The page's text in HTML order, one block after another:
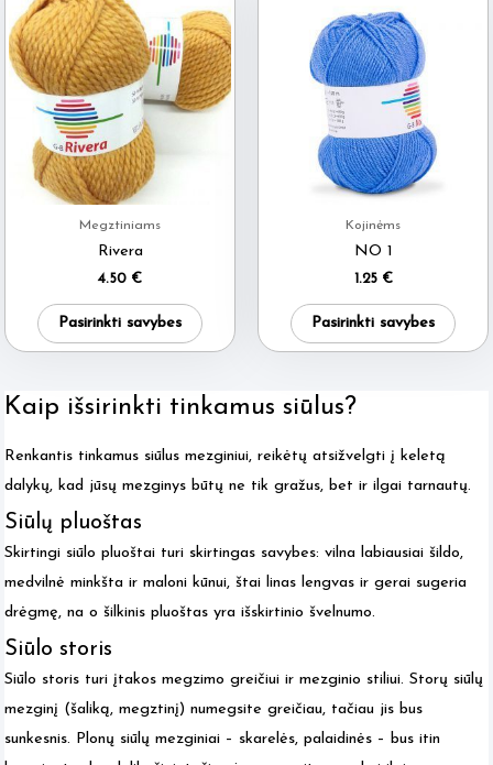
variants.
The
options
Megztiniams
Rivera
4.50 €
Pasirinkti savybes
product
multiple
The
options
be
chosen
on
Kojinėms
NO 1
1.25 €
Pasirinkti savybes
be
Kaip išsirinkti tinkamus siūlus?
Renkantis tinkamus siūlus mezginiui, reikėtų atsižvelgti į keletą
dalykų, kad jūsų mezginys būtų ne tik gražus, bet ir ilgai tarnautų.
Siūlų pluoštas
Skirtingi siūlo pluoštai turi skirtingas savybes: vilna labiausiai šildo,
medvilnė minkšta ir maloni kūnui, štai linas lengvas ir gerai sugeria
drėgmę, na o šilkinis pluoštas yra išskirtinio švelnumo.
Siūlo storis
Siūlo storis turi įtakos megzimo greičiui ir mezginio stiliui. Storų siūlų
mezginį (šaliką, megztinį) numegsite greičiau, tačiau jis bus
sunkesnis. Plonų siūlų mezginiai – skarelės, palaidinės – bus itin